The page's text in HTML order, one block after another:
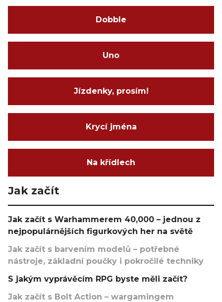
Dobble
Uno
Jízdenky, prosím!
Krycí jména
Na křídlech
Jak začít
Jak začít s Warhammerem 40,000 – jednou z
nejpopulárnějších figurkových her na světě
Jak začít s barvením modelů – potřebné
nástroje, základní poučky i pokročilé techniky
S jakým vyprávěcím RPG byste měli začít?
Jak začít s Bolt Action – wargamingem